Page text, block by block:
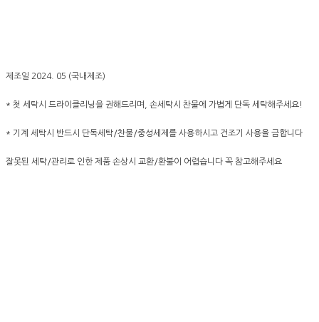
제조일 2024. 05 (국내제조)
* 첫 세탁시 드라이클리닝을 권해드리며, 손세탁시 찬물에 가볍게 단독 세탁해주세요!
* 기계 세탁시 반드시 단독세탁/찬물/중성세제를 사용하시고 건조기 사용을 금합니다
잘못된 세탁/관리로 인한 제품 손상시 교환/환불이 어렵습니다 꼭 참고해주세요